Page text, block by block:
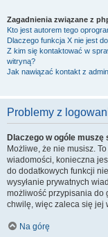
Zagadnienia związane z
Kto jest autorem tego
Dlaczego funkcja X nie jest
Z kim się kontaktować w
witryną?
Jak nawiązać kontakt z
Problemy z
Dlaczego w ogóle
Możliwe, że nie musisz.
wiadomości, konieczna
do dodatkowych funkcji
wysyłanie prywatnych
możliwość przypisania do
chwilę, więc zaleca się jej
Na górę